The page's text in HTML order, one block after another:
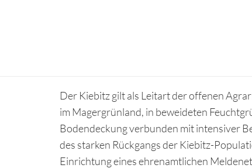
Der Kiebitz gilt als Leitart der offenen
im Magergrünland, in beweideten
Bodendeckung verbunden mit intensiver
des starken Rückgangs der Kiebitz-
Einrichtung eines ehrenamtlichen